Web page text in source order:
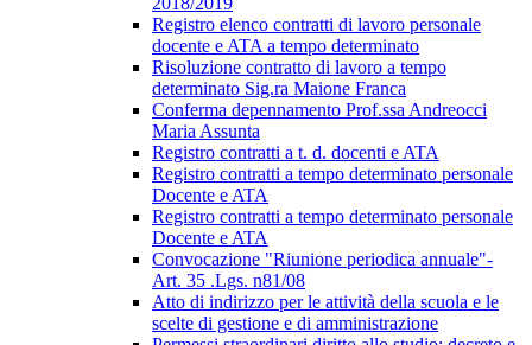
Registro elenco contratti di lavoro personale
docente e ATA a tempo determinato
Risoluzione contratto di lavoro a tempo
determinato Sig.ra Maione Franca
Conferma depennamento Prof.ssa Andreocci
Maria Assunta
Registro contratti a t. d. docenti e ATA
Registro contratti a tempo determinato personale
Docente e ATA
Registro contratti a tempo determinato personale
Docente e ATA
Convocazione "Riunione periodica annuale"-
Art. 35 .Lgs. n81/08
Atto di indirizzo per le attività della scuola e le
scelte di gestione e di amministrazione